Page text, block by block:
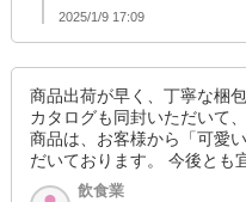
2025/1/9 17:09
商品出荷が早く、丁寧な梱
カタログも同封いただいて
商品は、お客様から「可愛
だいております。 今後とも
飲食業